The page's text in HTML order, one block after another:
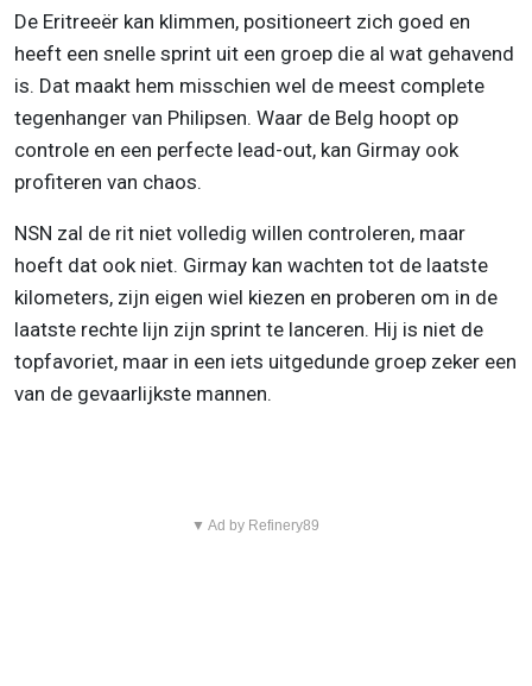
De Eritreeër kan klimmen, positioneert zich goed en
heeft een snelle sprint uit een groep die al wat gehavend
is. Dat maakt hem misschien wel de meest complete
tegenhanger van Philipsen. Waar de Belg hoopt op
controle en een perfecte lead-out, kan Girmay ook
profiteren van chaos.
NSN zal de rit niet volledig willen controleren, maar
hoeft dat ook niet. Girmay kan wachten tot de laatste
kilometers, zijn eigen wiel kiezen en proberen om in de
laatste rechte lijn zijn sprint te lanceren. Hij is niet de
topfavoriet, maar in een iets uitgedunde groep zeker een
van de gevaarlijkste mannen.
▼ Ad by Refinery89